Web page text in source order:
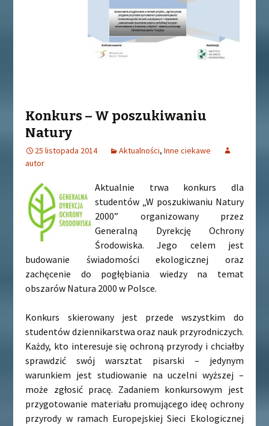
Konkurs – W poszukiwaniu
Natury
25 listopada 2014 Aktualności,Inne ciekawe
autor
Aktualnie trwa konkurs dla
studentów „W poszukiwaniu Natury
2000” organizowany przez
Generalną Dyrekcję Ochrony
Środowiska. Jego celem jest
budowanie świadomości ekologicznej oraz
zachęcenie do pogłębiania wiedzy na temat
obszarów Natura 2000 w Polsce.
Konkurs skierowany jest przede wszystkim do
studentów dziennikarstwa oraz nauk przyrodniczych.
Każdy, kto interesuje się ochroną przyrody i chciałby
sprawdzić swój warsztat pisarski – jedynym
warunkiem jest studiowanie na uczelni wyższej –
może zgłosić pracę. Zadaniem konkursowym jest
przygotowanie materiału promującego ideę ochrony
przyrody w ramach Europejskiej Sieci Ekologicznej